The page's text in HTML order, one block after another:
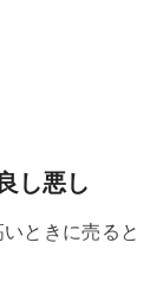
し悪し
ときに売ると